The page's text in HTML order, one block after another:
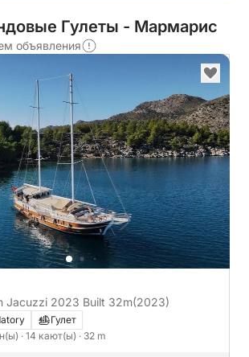
Гулеты - Мармарис
объявления
Jacuzzi 2023 Built 32m(2023)
Гулет
· 14 кают(ы) · 32 m